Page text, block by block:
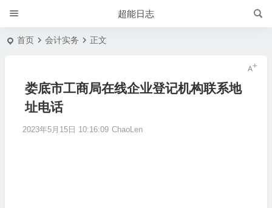
超能日志
首页 会计实务 正文
娄底市工商局在线企业登记机构联系地
址电话
2023年5月15日 10:16:09 ChaoLen